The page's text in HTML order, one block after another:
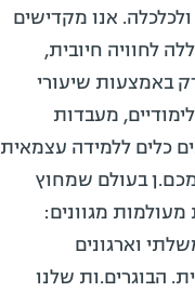
אנו מקדישים
לחוויה חיובית,
באמצעות שיעורי
מעבדות
כלים ללמידה עצמאית
בעולם שמחוץ
מגוונים:
וארגונים
הבוגרים.ות שלנו